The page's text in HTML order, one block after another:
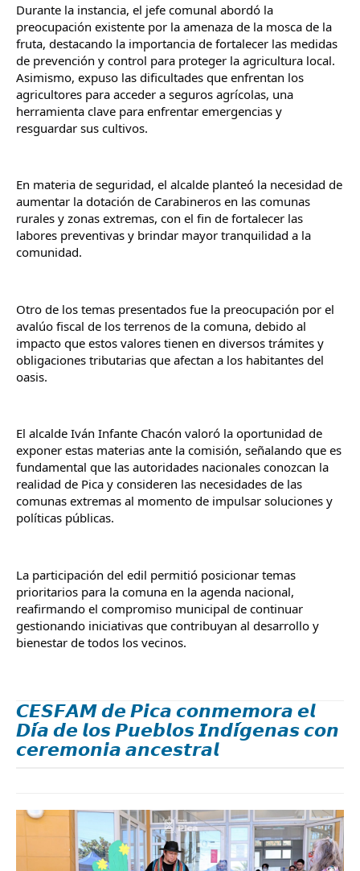
Durante la instancia, el jefe comunal abordó la
preocupación existente por la amenaza de la mosca de la
fruta, destacando la importancia de fortalecer las medidas
de prevención y control para proteger la agricultura local.
Asimismo, expuso las dificultades que enfrentan los
agricultores para acceder a seguros agrícolas, una
herramienta clave para enfrentar emergencias y
resguardar sus cultivos.
En materia de seguridad, el alcalde planteó la necesidad de
aumentar la dotación de Carabineros en las comunas
rurales y zonas extremas, con el fin de fortalecer las
labores preventivas y brindar mayor tranquilidad a la
comunidad.
Otro de los temas presentados fue la preocupación por el
avalúo fiscal de los terrenos de la comuna, debido al
impacto que estos valores tienen en diversos trámites y
obligaciones tributarias que afectan a los habitantes del
oasis.
El alcalde Iván Infante Chacón valoró la oportunidad de
exponer estas materias ante la comisión, señalando que es
fundamental que las autoridades nacionales conozcan la
realidad de Pica y consideren las necesidades de las
comunas extremas al momento de impulsar soluciones y
políticas públicas.
La participación del edil permitió posicionar temas
prioritarios para la comuna en la agenda nacional,
reafirmando el compromiso municipal de continuar
gestionando iniciativas que contribuyan al desarrollo y
bienestar de todos los vecinos.
𝘾𝙀𝙎𝙁𝘼𝙈 𝙙𝙚 𝙋𝙞𝙘𝙖 𝙘𝙤𝙣𝙢𝙚𝙢𝙤𝙧𝙖 𝙚𝙡
𝘿𝙞́𝙖 𝙙𝙚 𝙡𝙤𝙨 𝙋𝙪𝙚𝙗𝙡𝙤𝙨 𝙄𝙣𝙙𝙞́𝙜𝙚𝙣𝙖𝙨 𝙘𝙤𝙣
𝙘𝙚𝙧𝙚𝙢𝙤𝙣𝙞𝙖 𝙖𝙣𝙘𝙚𝙨𝙩𝙧𝙖𝙡